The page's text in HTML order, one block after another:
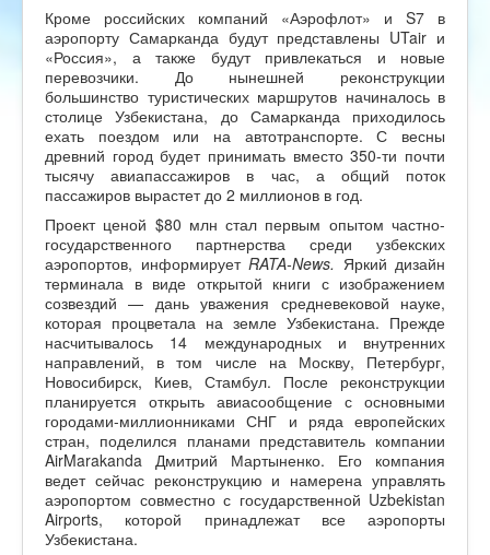
Кроме российских компаний «Аэрофлот» и S7 в
аэропорту Самарканда будут представлены UTair и
«Россия», а также будут привлекаться и новые
перевозчики. До нынешней реконструкции
большинство туристических маршрутов начиналось в
столице Узбекистана, до Самарканда приходилось
ехать поездом или на автотранспорте. С весны
древний город будет принимать вместо 350-ти почти
тысячу авиапассажиров в час, а общий поток
пассажиров вырастет до 2 миллионов в год.
Проект ценой $80 млн стал первым опытом частно-
государственного партнерства среди узбекских
аэропортов, информирует RATA-News. Яркий дизайн
терминала в виде открытой книги с изображением
созвездий — дань уважения средневековой науке,
которая процветала на земле Узбекистана. Прежде
насчитывалось 14 международных и внутренних
направлений, в том числе на Москву, Петербург,
Новосибирск, Киев, Стамбул. После реконструкции
планируется открыть авиасообщение с основными
городами-миллионниками СНГ и ряда европейских
стран, поделился планами представитель компании
AirMarakanda Дмитрий Мартыненко. Его компания
ведет сейчас реконструкцию и намерена управлять
аэропортом совместно с государственной Uzbekistan
Airports, которой принадлежат все аэропорты
Узбекистана.